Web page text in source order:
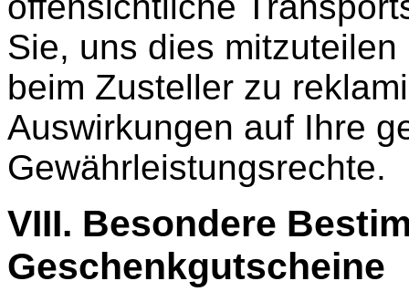
Sie, uns dies
beim Zusteller zu
Auswirkungen auf Ihre
Gewährleistungsrechte.
VIII. Besondere
Geschenkgutscheine